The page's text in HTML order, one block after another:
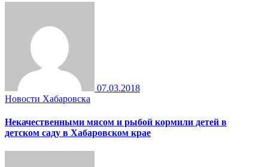
07.03.2018
Новости Хабаровска
Некачественными мясом и рыбой кормили детей в
детском саду в Хабаровском крае